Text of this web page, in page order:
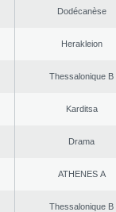
Dodécanèse
Herakleion
Thessalonique B
Karditsa
Drama
ATHENES Α
Thessalonique B